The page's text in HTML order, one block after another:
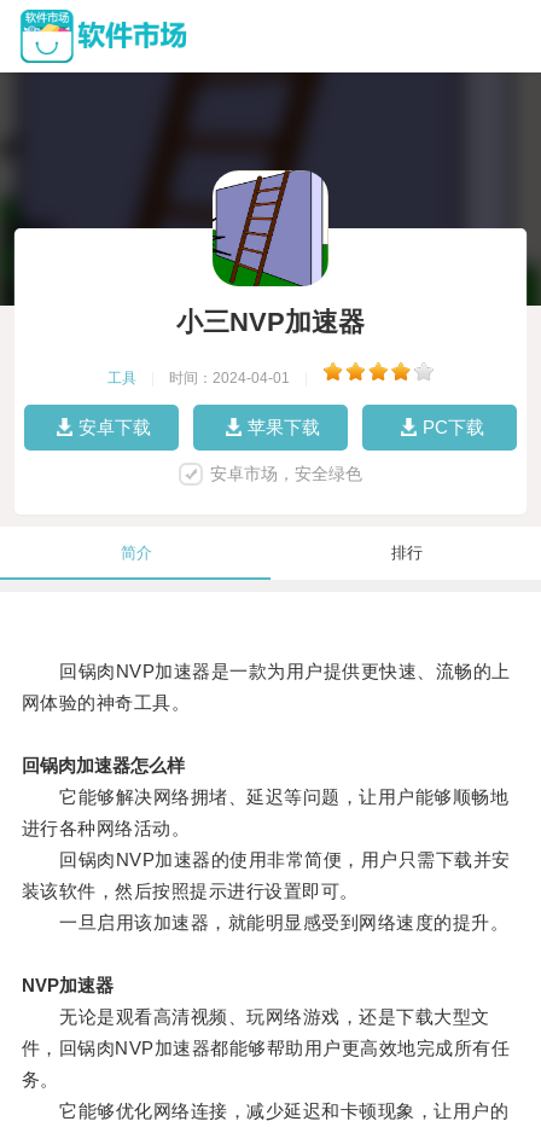
小三NVP加速器
工具 时间：2024-04-01
安卓下载 苹果下载 PC下载
安卓市场，安全绿色
简介 排行
回锅肉NVP加速器是一款为用户提供更快速、流畅的上
网体验的神奇工具。
回锅肉加速器怎么样
它能够解决网络拥堵、延迟等问题，让用户能够顺畅地
进行各种网络活动。
回锅肉NVP加速器的使用非常简便，用户只需下载并安
装该软件，然后按照提示进行设置即可。
一旦启用该加速器，就能明显感受到网络速度的提升。
NVP加速器
无论是观看高清视频、玩网络游戏，还是下载大型文
件，回锅肉NVP加速器都能够帮助用户更高效地完成所有任
务。
它能够优化网络连接，减少延迟和卡顿现象，让用户的